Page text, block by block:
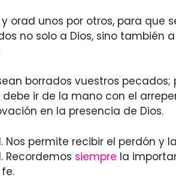
orad unos por otros, para que
no solo a Dios, sino también
borrados vuestros
ir de la mano con el
en la presencia de Dios.
permite recibir el perdón y
siempre la